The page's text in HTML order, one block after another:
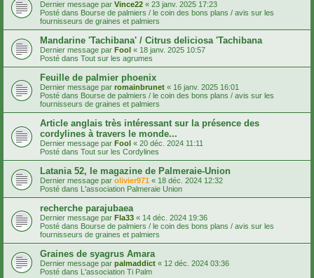
Dernier message par Vince22 « 23 janv. 2025 17:23
Posté dans Bourse de palmiers / le coin des bons plans / avis sur les
fournisseurs de graines et palmiers
Mandarine 'Tachibana' / Citrus deliciosa 'Tachibana
Dernier message par Fool « 18 janv. 2025 10:57
Posté dans Tout sur les agrumes
Feuille de palmier phoenix
Dernier message par romainbrunet « 16 janv. 2025 16:01
Posté dans Bourse de palmiers / le coin des bons plans / avis sur les
fournisseurs de graines et palmiers
Article anglais très intéressant sur la présence des
cordylines à travers le monde...
Dernier message par Fool « 20 déc. 2024 11:11
Posté dans Tout sur les Cordylines
Latania 52, le magazine de Palmeraie-Union
Dernier message par olivier971 « 18 déc. 2024 12:32
Posté dans L'association Palmeraie Union
recherche parajubaea
Dernier message par Fla33 « 14 déc. 2024 19:36
Posté dans Bourse de palmiers / le coin des bons plans / avis sur les
fournisseurs de graines et palmiers
Graines de syagrus Amara
Dernier message par palmaddict « 12 déc. 2024 03:36
Posté dans L'association Ti Palm